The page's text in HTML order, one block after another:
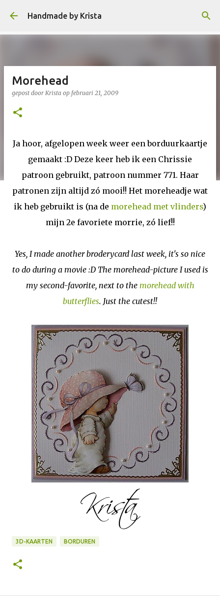
Doorgaan naar hoofdcontent
Handmade by Krista
Morehead
gepost door Krista op februari 21, 2009
Ja hoor, afgelopen week weer een borduurkaartje
gemaakt :D Deze keer heb ik een Chrissie
patroon gebruikt, patroon nummer 771. Haar
patronen zijn altijd zó mooi!! Het moreheadje wat
ik heb gebruikt is (na de morehead met vlinders)
mijn 2e favoriete morrie, zó lief!!
Yes, I made another broderycard last week, it's so nice
to do during a movie :D The morehead-picture I used is
my second-favorite, next to the morehead with
butterflies. Just the cutest!!
3D-KAARTEN BORDUREN